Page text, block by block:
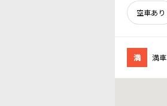
空車あり
満 満車